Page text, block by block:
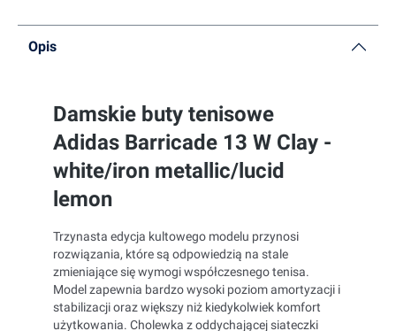
Opis
Damskie buty tenisowe
Adidas Barricade 13 W Clay -
white/iron metallic/lucid
lemon
Trzynasta edycja kultowego modelu przynosi
rozwiązania, które są odpowiedzią na stale
zmieniające się wymogi współczesnego tenisa.
Model zapewnia bardzo wysoki poziom amortyzacji i
stabilizacji oraz większy niż kiedykolwiek komfort
użytkowania. Cholewka z oddychającej siateczki